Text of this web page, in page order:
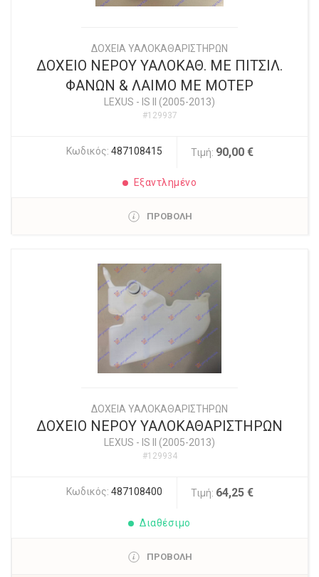
ΔΟΧΕΙΑ ΥΑΛΟΚΑΘΑΡΙΣΤΗΡΩΝ
ΔΟΧΕΙΟ ΝΕΡΟΥ ΥΑΛΟΚΑΘ. ΜΕ ΠΙΤΣΙΛ.
ΦΑΝΩΝ & ΛΑΙΜΟ ΜΕ ΜΟΤΕΡ
LEXUS - IS II (2005-2013)
#129937
Κωδικός: 487108415 Τιμή: 90,00 €
Εξαντλημένο
ΠΡΟΒΟΛΗ
ΔΟΧΕΙΑ ΥΑΛΟΚΑΘΑΡΙΣΤΗΡΩΝ
ΔΟΧΕΙΟ ΝΕΡΟΥ ΥΑΛΟΚΑΘΑΡΙΣΤΗΡΩΝ
LEXUS - IS II (2005-2013)
#129934
Κωδικός: 487108400 Τιμή: 64,25 €
Διαθέσιμο
ΠΡΟΒΟΛΗ